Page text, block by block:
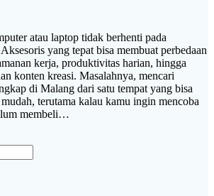
atau laptop tidak berhenti pada
yang tepat bisa membuat perbedaan
kerja, produktivitas harian, hingga
konten kreasi. Masalahnya, mencari
di Malang dari satu tempat yang bisa
terutama kalau kamu ingin mencoba
membeli…